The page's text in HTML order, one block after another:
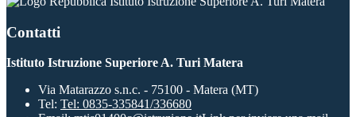
Contatti
Istituto Istruzione Superiore A. Turi Matera
Via Matarazzo s.n.c. - 75100 - Matera (MT)
Tel: Tel: 0835-335841/336680